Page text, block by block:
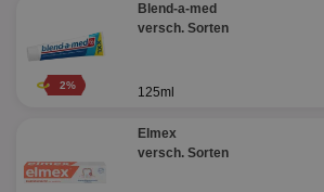
2%
Blend-a-med
versch. Sorten
125ml
Elmex
versch. Sorten